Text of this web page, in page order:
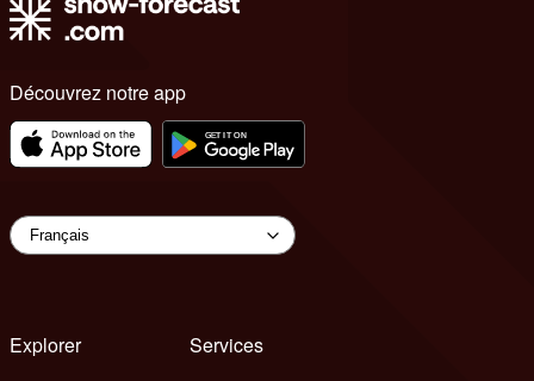
Découvrez notre app
Explorer
Services